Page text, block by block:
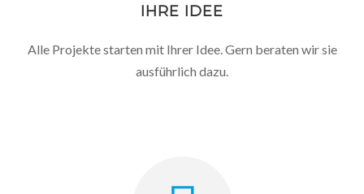
IHRE IDEE
Alle Projekte starten mit Ihrer Idee. Gern beraten wir sie
ausführlich dazu.